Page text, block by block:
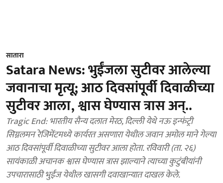
सातारा
Satara News: भुईंजला सुटीवर आलेल्या
जवानाचा मृत्यू; आठ दिवसांपूर्वी दिवाळीच्या
सुटीवर आला, श्वास घेण्यास त्रास अन्..
Tragic End: भारतीय सैन्य दलात मेरठ, दिल्ली येथे नऊ इन्फंट्री
सिग्नलमन रेजिमेंटमध्ये कार्यरत असणारा येथील जवान अमोल माने गेल्या
आठ दिवसांपूर्वी दिवाळीच्या सुटीवर आला होता. रविवारी (ता. २६)
सायंकाळी अचानक श्वास घेण्यास त्रास झाल्याने त्याच्या कुटुंबीयांनी
उपचारासाठी भुईंज येथील खासगी दवाखान्यात दाखल केले.